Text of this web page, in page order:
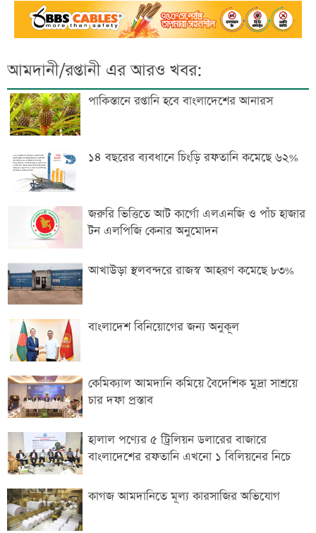
আমদানী/রপ্তানী এর আরও খবর:
পাকিস্তানে রপ্তানি হবে বাংলাদেশের আনারস
১৪ বছরের ব্যবধানে চিংড়ি রফতানি কমেছে ৬২%
জরুরি ভিত্তিতে আট কার্গো এলএনজি ও পাঁচ হাজার
টন এলপিজি কেনার অনুমোদন
আখাউড়া স্থলবন্দরে রাজস্ব আহরণ কমেছে ৮৩%
বাংলাদেশ বিনিয়োগের জন্য অনুকূল
কেমিক্যাল আমদানি কমিয়ে বৈদেশিক মুদ্রা সাশ্রয়ে
চার দফা প্রস্তাব
হালাল পণ্যের ৫ ট্রিলিয়ন ডলারের বাজারে
বাংলাদেশের রফতানি এখনো ১ বিলিয়নের নিচে
কাগজ আমদানিতে মূল্য কারসাজির অভিযোগ